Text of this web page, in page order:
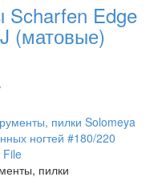
Scharfen Edge
(матовые)
пилки